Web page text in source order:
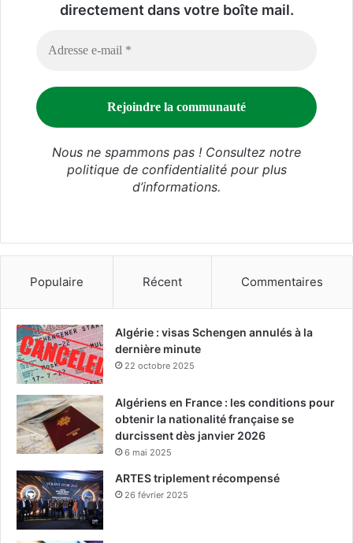
directement dans votre boîte mail.
Nous ne spammons pas ! Consultez notre
politique de confidentialitépour plus
d’informations.
Populaire Récent Commentaires
Algérie : visas Schengen annulés à la
dernière minute
22 octobre 2025
Algériens en France : les conditions pour
obtenir la nationalité française se
durcissent dès janvier 2026
6 mai 2025
ARTES triplement récompensé
26 février 2025